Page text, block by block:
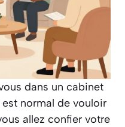
dans un cabinet
normal de vouloir
allez confier votre